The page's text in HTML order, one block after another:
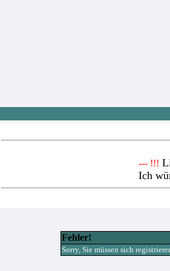
--- !!!
Ich
Fehler!
Sorry, Sie müssen sich